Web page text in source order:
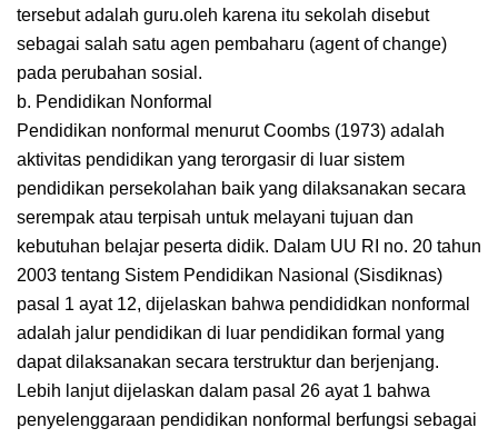
tersebut adalah guru.oleh karena itu sekolah disebut
sebagai salah satu agen pembaharu (agent of change)
pada perubahan sosial.
b. Pendidikan Nonformal
Pendidikan nonformal menurut Coombs (1973) adalah
aktivitas pendidikan yang terorgasir di luar sistem
pendidikan persekolahan baik yang dilaksanakan secara
serempak atau terpisah untuk melayani tujuan dan
kebutuhan belajar peserta didik. Dalam UU RI no. 20 tahun
2003 tentang Sistem Pendidikan Nasional (Sisdiknas)
pasal 1 ayat 12, dijelaskan bahwa pendididkan nonformal
adalah jalur pendidikan di luar pendidikan formal yang
dapat dilaksanakan secara terstruktur dan berjenjang.
Lebih lanjut dijelaskan dalam pasal 26 ayat 1 bahwa
penyelenggaraan pendidikan nonformal berfungsi sebagai